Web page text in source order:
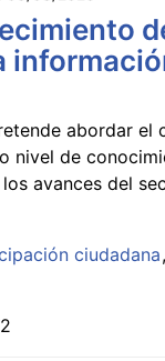
abordar el
nivel de
avances del
ciudadana